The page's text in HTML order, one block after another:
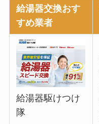
給湯器交換おす
すめ業者
給湯器駆けつけ
隊